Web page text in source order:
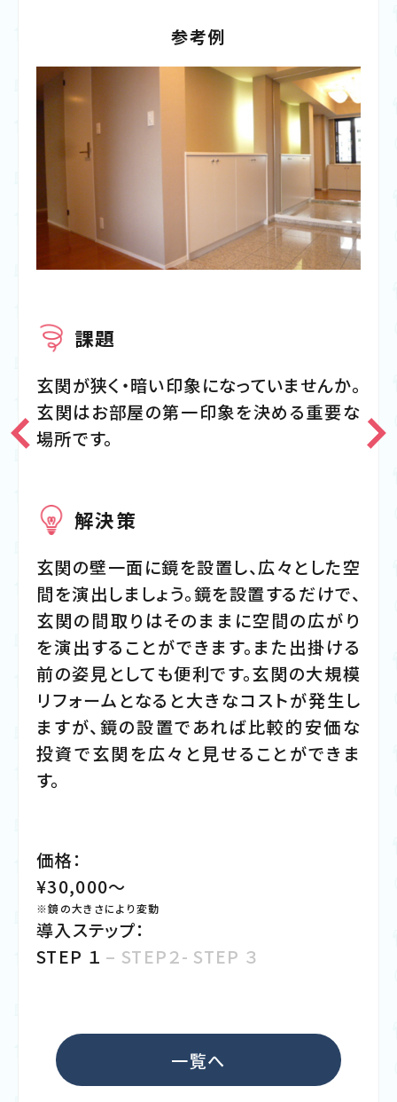
参考例
課題
玄関が狭く・暗い印象になっていませんか。
玄関はお部屋の第一印象を決める重要な
場所です。
解決策
玄関の壁一面に鏡を設置し、広々とした空
間を演出しましょう。鏡を設置するだけで、
玄関の間取りはそのままに空間の広がり
を演出することができます。また出掛ける
前の姿見としても便利です。玄関の大規模
リフォームとなると大きなコストが発生し
ますが、鏡の設置であれば比較的安価な
投資で玄関を広々と見せることができま
す。
価格：
¥30,000〜
※鏡の大きさにより変動
導入ステップ：
STEP １ – STEP２- STEP ３
一覧へ